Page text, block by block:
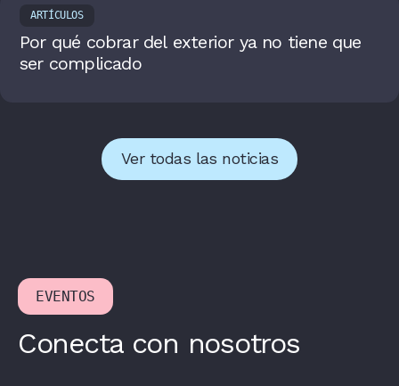
ARTÍCULOS
Por qué cobrar del exterior ya no tiene que
ser complicado
Ver todas las noticias
EVENTOS
Conecta con nosotros